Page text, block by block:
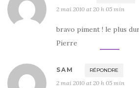
2 mai 2010 at 20 h 05 min
bravo piment ! le plus
Pierre
SAM RÉPONDRE
2 mai 2010 at 20 h 05 min